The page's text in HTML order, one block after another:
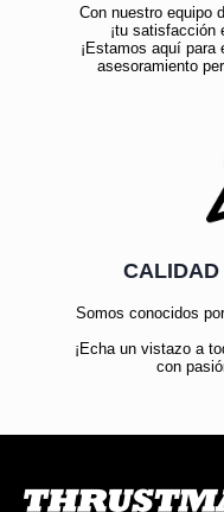
Con nuestro equipo
¡tu satisfacción
¡Estamos aquí
asesoramiento
CALIDAD
Somos conocidos
¡Echa un vistazo a
con